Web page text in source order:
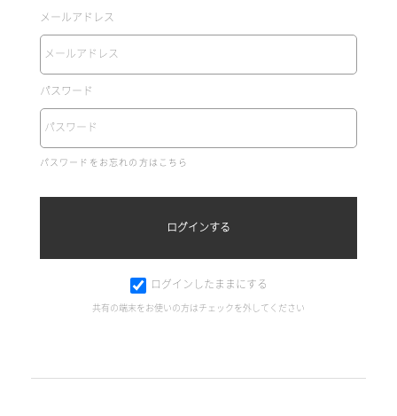
メールアドレス
パスワード
パスワードをお忘れの方はこちら
ログインしたままにする
共有の端末をお使いの方はチェックを外してください